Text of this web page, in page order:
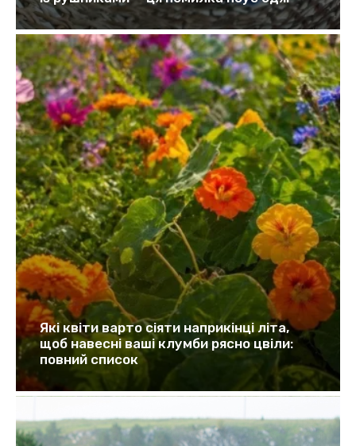
Які квіти варто сіяти наприкінці літа,
щоб навесні ваші клумби рясно цвіли:
повний список